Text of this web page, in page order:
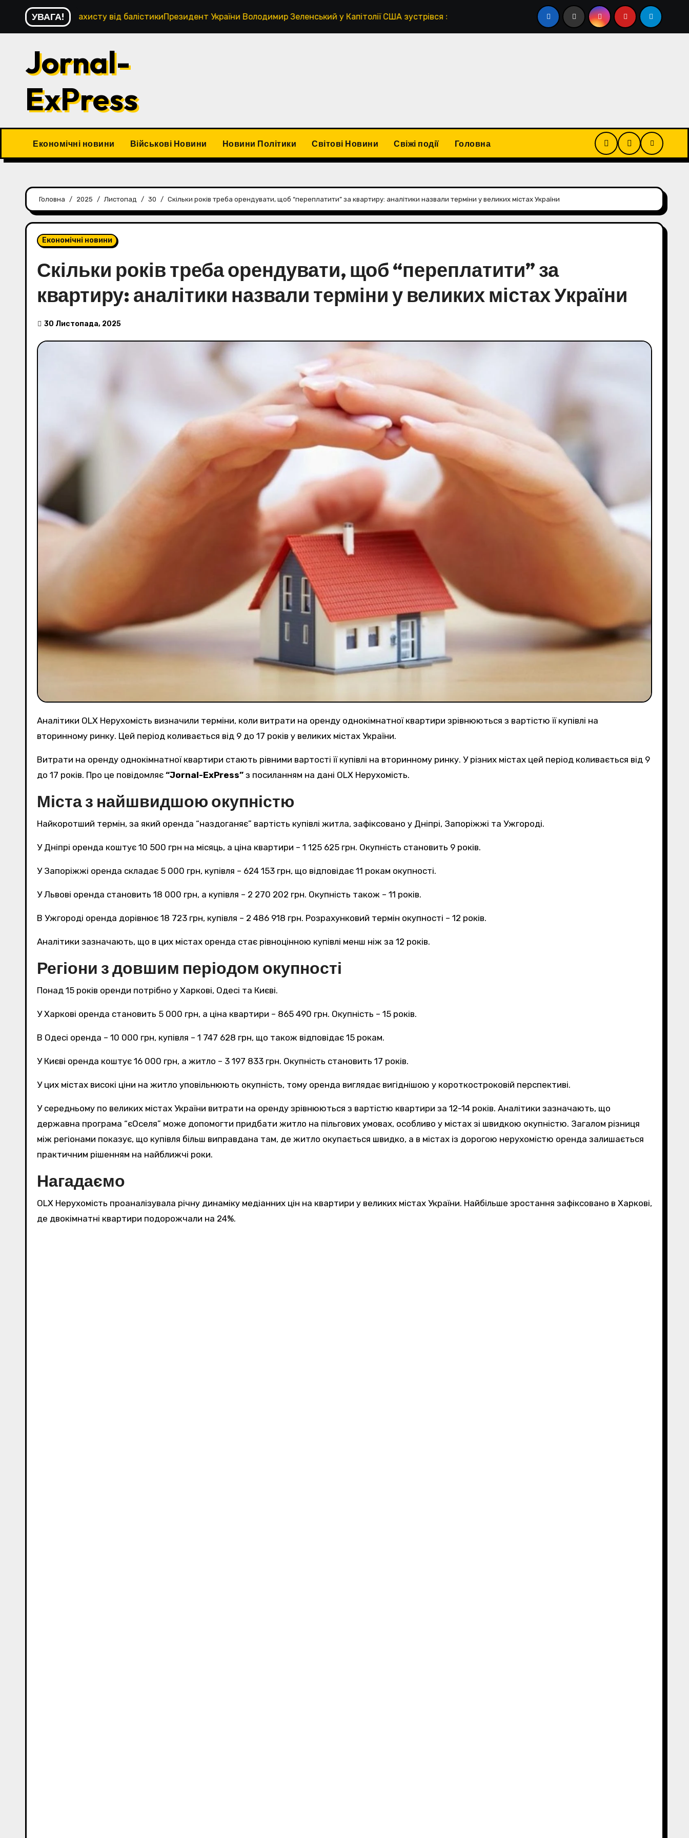
Перейти
контенту
УВАГА!
захисту від балістикиПрезидент України Володимир Зеленський у Капітолії США зустрівся з американськими сенаторами. Він наголосив на потребі в системах
Jornal-
ExPress
Економічні новини Військові Новини Новини Політики Світові Новини Свіжі події Головна
Головна 2025 Листопад 30 Скільки років треба орендувати, щоб “переплатити” за квартиру: аналітики назвали терміни у великих містах України
Економічні новини
Скільки років треба орендувати, щоб “переплатити” за
квартиру: аналітики назвали терміни у великих містах України
30 Листопада, 2025
Аналітики OLX Нерухомість визначили терміни, коли витрати на оренду однокімнатної квартири зрівнюються з вартістю її купівлі на
вторинному ринку. Цей період коливається від 9 до 17 років у великих містах України.
Витрати на оренду однокімнатної квартири стають рівними вартості її купівлі на вторинному ринку. У різних містах цей період коливається від 9
до 17 років. Про це повідомляє “Jornal-ExPress” з посиланням на дані OLX Нерухомість.
Міста з найшвидшою окупністю
Найкоротший термін, за який оренда “наздоганяє” вартість купівлі житла, зафіксовано у Дніпрі, Запоріжжі та Ужгороді.
У Дніпрі оренда коштує 10 500 грн на місяць, а ціна квартири – 1 125 625 грн. Окупність становить 9 років.
У Запоріжжі оренда складає 5 000 грн, купівля – 624 153 грн, що відповідає 11 рокам окупності.
У Львові оренда становить 18 000 грн, а купівля – 2 270 202 грн. Окупність також – 11 років.
В Ужгороді оренда дорівнює 18 723 грн, купівля – 2 486 918 грн. Розрахунковий термін окупності – 12 років.
Аналітики зазначають, що в цих містах оренда стає рівноцінною купівлі менш ніж за 12 років.
Регіони з довшим періодом окупності
Понад 15 років оренди потрібно у Харкові, Одесі та Києві.
У Харкові оренда становить 5 000 грн, а ціна квартири – 865 490 грн. Окупність – 15 років.
В Одесі оренда – 10 000 грн, купівля – 1 747 628 грн, що також відповідає 15 рокам.
У Києві оренда коштує 16 000 грн, а житло – 3 197 833 грн. Окупність становить 17 років.
У цих містах високі ціни на житло уповільнюють окупність, тому оренда виглядає вигіднішою у короткостроковій перспективі.
У середньому по великих містах України витрати на оренду зрівнюються з вартістю квартири за 12-14 років. Аналітики зазначають, що
державна програма “єОселя” може допомогти придбати житло на пільгових умовах, особливо у містах зі швидкою окупністю. Загалом різниця
між регіонами показує, що купівля більш виправдана там, де житло окупається швидко, а в містах із дорогою нерухомістю оренда залишається
практичним рішенням на найближчі роки.
Нагадаємо
OLX Нерухомість проаналізувала річну динаміку медіанних цін на квартири у великих містах України. Найбільше зростання зафіксовано в Харкові,
де двокімнатні квартири подорожчали на 24%.